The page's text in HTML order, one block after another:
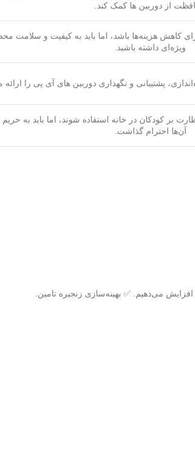
از دوربین ها کمک کند.
کاهش هزینه‌ها باشد، اما باید به کیفیت و سلامت
ویژه‌ای داشته باشید.
پشتیبانی و نگهداری دوربین های آی پی را ارائه
بر کودکان در خانه استفاده شوند، اما باید به
آن‌ها احترام گذاشت.
افزایش می‌دهیم. ✅ بهینه‌سازی زنجیره تامین.